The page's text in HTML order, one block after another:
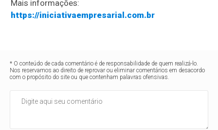
Mais informações:
https://iniciativaempresarial.com.br
* O conteúdo de cada comentário é de responsabilidade de quem realizá-lo.
Nos reservamos ao direito de reprovar ou eliminar comentários em desacordo
com o propósito do site ou que contenham palavras ofensivas.